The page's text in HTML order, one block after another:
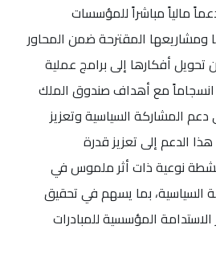
مالياً مباشراً للمؤسسات
ومشاريعها المقترحة ضمن المحاور
تحويل أفكارها إلى برامج عملية
مع أهداف صندوق الملك
دعم المشاركة السياسية وتعزيز
الدعم إلى تعزيز قدرة
نوعية ذات أثر ملموس في
السياسية، بما يسهم في تحقيق
المؤسسية للمبادرات